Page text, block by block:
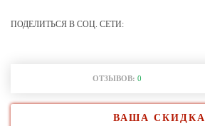
ПОДЕЛИТЬСЯ В СОЦ. СЕТИ:
ОТЗЫВОВ: 0
ВАША СКИДКА